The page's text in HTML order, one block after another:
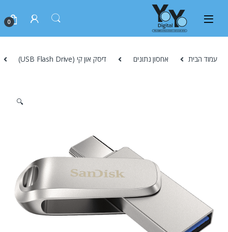
0
עמוד הבית אחסון נתונים דיסק און קי (USB Flash Drive)
🔍